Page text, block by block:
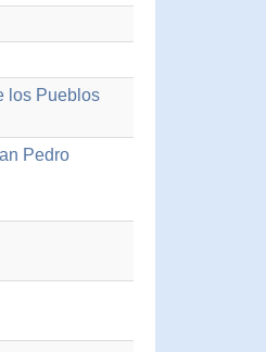
los Pueblos
Pedro